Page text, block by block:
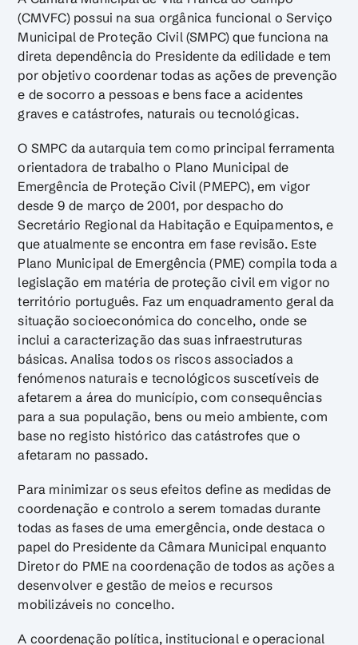
(CMVFC) possui na sua orgânica funcional o Serviço
Municipal de Proteção Civil (SMPC) que funciona na
direta dependência do Presidente da edilidade e tem
por objetivo coordenar todas as ações de prevenção
e de socorro a pessoas e bens face a acidentes
graves e catástrofes, naturais ou tecnológicas.
O SMPC da autarquia tem como principal ferramenta
orientadora de trabalho o Plano Municipal de
Emergência de Proteção Civil (PMEPC), em vigor
desde 9 de março de 2001, por despacho do
Secretário Regional da Habitação e Equipamentos, e
que atualmente se encontra em fase revisão. Este
Plano Municipal de Emergência (PME) compila toda a
legislação em matéria de proteção civil em vigor no
território português. Faz um enquadramento geral da
situação socioeconómica do concelho, onde se
inclui a caracterização das suas infraestruturas
básicas. Analisa todos os riscos associados a
fenómenos naturais e tecnológicos suscetíveis de
afetarem a área do município, com consequências
para a sua população, bens ou meio ambiente, com
base no registo histórico das catástrofes que o
afetaram no passado.
Para minimizar os seus efeitos define as medidas de
coordenação e controlo a serem tomadas durante
todas as fases de uma emergência, onde destaca o
papel do Presidente da Câmara Municipal enquanto
Diretor do PME na coordenação de todos as ações a
desenvolver e gestão de meios e recursos
mobilizáveis no concelho.
A coordenação política, institucional e operacional